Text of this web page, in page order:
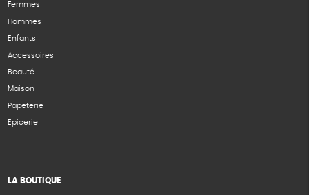
Femmes
Hommes
Enfants
Accessoires
Beauté
Maison
Papeterie
Epicerie
LA BOUTIQUE